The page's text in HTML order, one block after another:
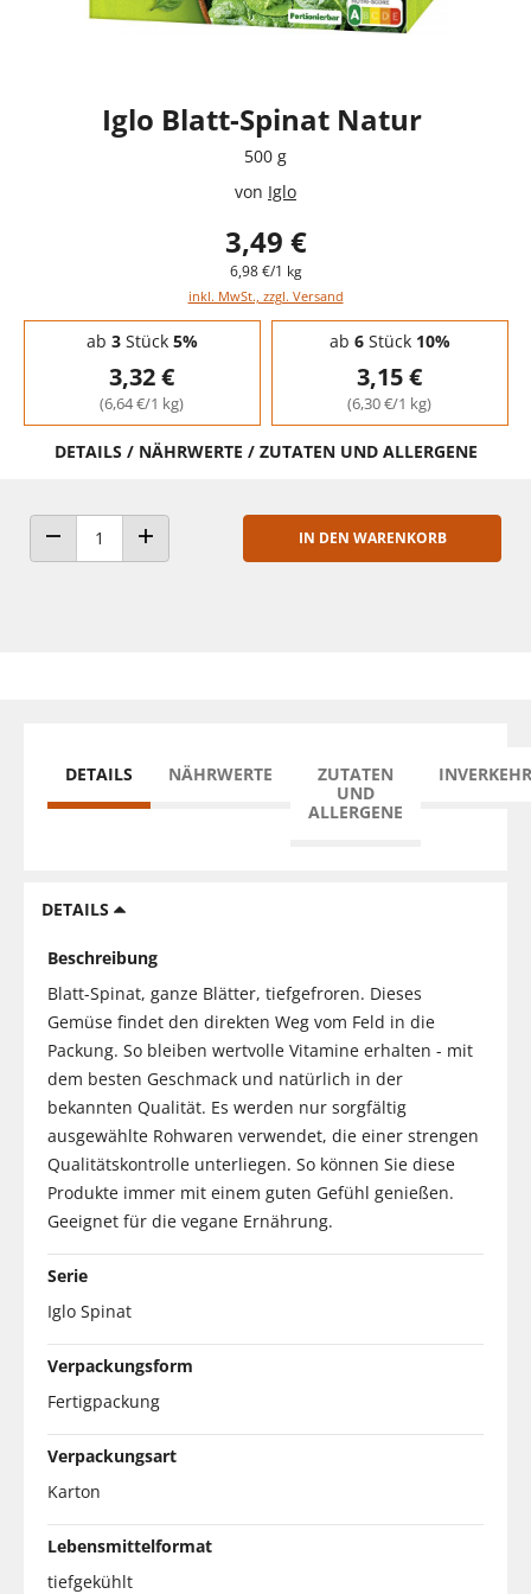
Iglo Blatt-Spinat Natur
500 g
von Iglo
3,49 €
6,98 €/1 kg
inkl. MwSt., zzgl. Versand
Staffelpreise - Mengenrabatt
ab 3Stück 5%
3,32 €
(6,64 €/1 kg)
ab 6Stück 10%
3,15 €
(6,30 €/1 kg)
DETAILS / NÄHRWERTE / ZUTATEN UND ALLERGENE
ANZAHL VERRINGERNANZAHL ERHÖHEN
IN DEN WARENKORB
DETAILS NÄHRWERTE
ZUTATEN
UND
ALLERGENE
DETAILS
Beschreibung
Blatt-Spinat, ganze Blätter, tiefgefroren. Dieses
Gemüse findet den direkten Weg vom Feld in die
Packung. So bleiben wertvolle Vitamine erhalten - mit
dem besten Geschmack und natürlich in der
bekannten Qualität. Es werden nur sorgfältig
ausgewählte Rohwaren verwendet, die einer strengen
Qualitätskontrolle unterliegen. So können Sie diese
Produkte immer mit einem guten Gefühl genießen.
Geeignet für die vegane Ernährung.
Serie
Iglo Spinat
Verpackungsform
Fertigpackung
Verpackungsart
Karton
Lebensmittelformat
tiefgekühlt